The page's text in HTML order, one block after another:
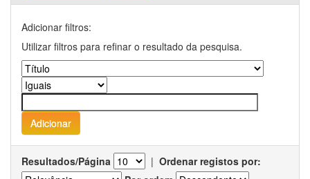
Adicionar filtros:
Utilizar filtros para refinar o resultado da pesquisa.
Resultados/Página | Ordenar registos por: